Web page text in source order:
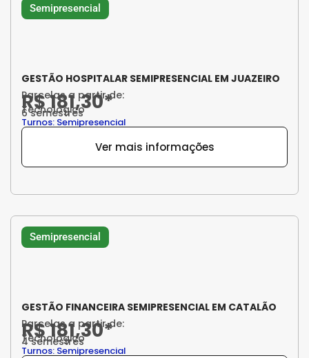
Semipresencial
GESTÃO HOSPITALAR SEMIPRESENCIAL EM JUAZEIRO
Parcelas a partir de:
R$ 181,30*
Tecnológico
6 semestres
Turnos: Semipresencial
Ver mais informações
Semipresencial
GESTÃO FINANCEIRA SEMIPRESENCIAL EM CATALÃO
Parcelas a partir de:
R$ 181,30*
Tecnológico
4 semestres
Turnos: Semipresencial